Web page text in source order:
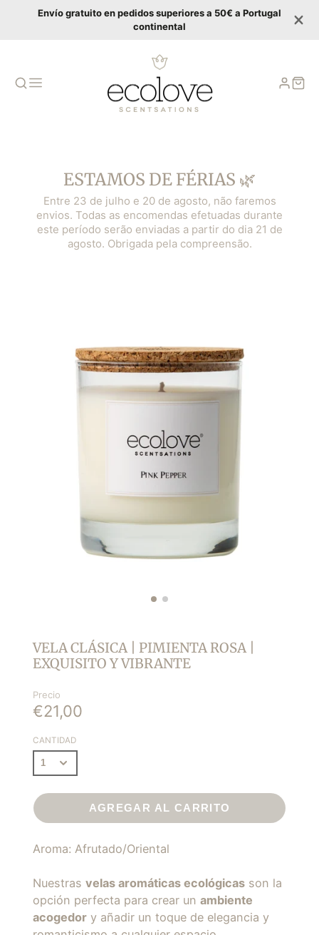
Envío gratuito en pedidos superiores a 50€ a Portugal
continental
ESTAMOS DE FÉRIAS 🌿
Entre 23 de julho e 20 de agosto, não faremos
envios. Todas as encomendas efetuadas durante
este período serão enviadas a partir do dia 21 de
agosto. Obrigada pela compreensão.
VELA CLÁSICA | PIMIENTA ROSA |
EXQUISITO Y VIBRANTE
Precio
€21,00
CANTIDAD
AGREGAR AL CARRITO
Aroma: Afrutado/Oriental
Nuestras velas aromáticas ecológicasson la
opción perfecta para crear un ambiente
acogedory añadir un toque de elegancia y